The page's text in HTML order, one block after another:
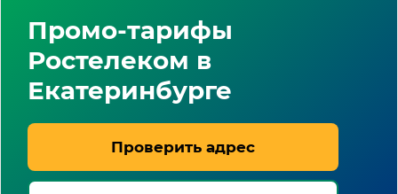
Промо-тарифы
Ростелеком в
Екатеринбурге
Проверить адрес